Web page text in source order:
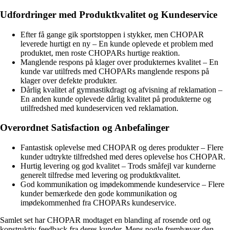
Udfordringer med Produktkvalitet og Kundeservice
Efter få gange gik sportstoppen i stykker, men CHOPAR
leverede hurtigt en ny – En kunde oplevede et problem med
produktet, men roste CHOPARs hurtige reaktion.
Manglende respons på klager over produkternes kvalitet – En
kunde var utilfreds med CHOPARs manglende respons på
klager over defekte produkter.
Dårlig kvalitet af gymnastikdragt og afvisning af reklamation –
En anden kunde oplevede dårlig kvalitet på produkterne og
utilfredshed med kundeservicen ved reklamation.
Overordnet Satisfaction og Anbefalinger
Fantastisk oplevelse med CHOPAR og deres produkter – Flere
kunder udtrykte tilfredshed med deres oplevelse hos CHOPAR.
Hurtig levering og god kvalitet – Trods småfejl var kunderne
generelt tilfredse med levering og produktkvalitet.
God kommunikation og imødekommende kundeservice – Flere
kunder bemærkede den gode kommunikation og
imødekommenhed fra CHOPARs kundeservice.
Samlet set har CHOPAR modtaget en blanding af rosende ord og